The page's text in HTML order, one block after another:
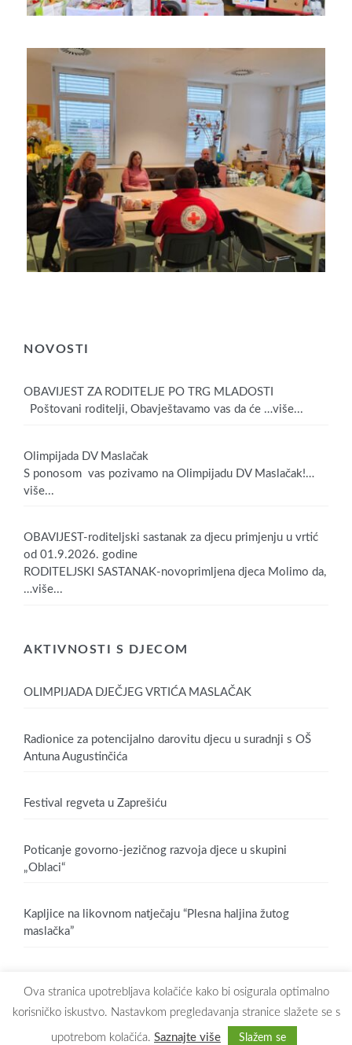
NOVOSTI
OBAVIJEST ZA RODITELJE PO TRG MLADOSTI
Poštovani roditelji, Obavještavamo vas da će …više...
Olimpijada DV Maslačak
S ponosom vas pozivamo na Olimpijadu DV Maslačak!…
više...
OBAVIJEST-roditeljski sastanak za djecu primjenju u vrtić
od 01.9.2026. godine
RODITELJSKI SASTANAK-novoprimljena djeca Molimo da,
…više...
AKTIVNOSTI S DJECOM
OLIMPIJADA DJEČJEG VRTIĆA MASLAČAK
Radionice za potencijalno darovitu djecu u suradnji s OŠ
Antuna Augustinčića
Festival regveta u Zaprešiću
Poticanje govorno-jezičnog razvoja djece u skupini
„Oblaci“
Kapljice na likovnom natječaju “Plesna haljina žutog
maslačka”
Copyright © 2026 Dječji vrtić Maslačak Zaprešić. All rights reserved.
Ova stranica upotrebljava kolačiće kako bi osigurala optimalno
korisničko iskustvo. Nastavkom pregledavanja stranice slažete se s
upotrebom kolačića. Saznajte više Slažem se